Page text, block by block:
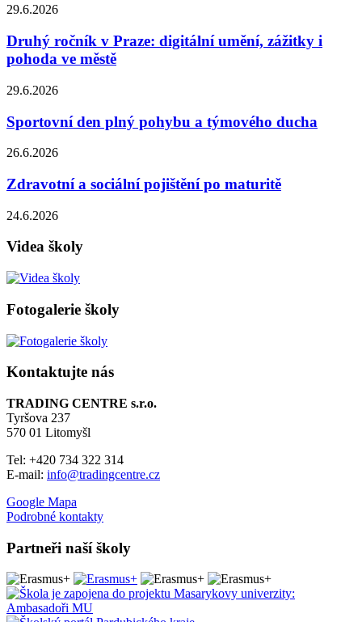
29.6.2026
Druhý ročník v Praze: digitální umění, zážitky i
pohoda ve městě
29.6.2026
Sportovní den plný pohybu a týmového ducha
26.6.2026
Zdravotní a sociální pojištění po maturitě
24.6.2026
Videa školy
Fotogalerie školy
Kontaktujte nás
TRADING CENTRE s.r.o.
Tyršova 237
570 01 Litomyšl
Tel: +420 734 322 314
E-mail: info@tradingcentre.cz
Google Mapa
Podrobné kontakty
Partneři naší školy